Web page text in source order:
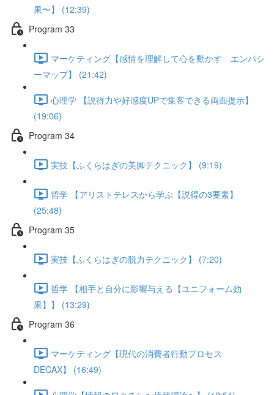
果〜】 (12:39)
Program 33
マーケティング【感情を理解して心を動かす エンパシ
ーマップ】 (21:42)
心理学 【説得力や好感度UPで集客できる両面提示】
(19:06)
Program 34
実技【ふくらはぎの美脚テクニック】 (9:19)
哲学 【アリストテレスから学ぶ【説得の3要素】
(25:48)
Program 35
実技【ふくらはぎの脱力テクニック】 (7:20)
哲学 【相手と自分に影響与える【ユニフォーム効
果】】 (13:29)
Program 36
マーケティング【現代の消費者行動プロセス
DECAX】 (16:49)